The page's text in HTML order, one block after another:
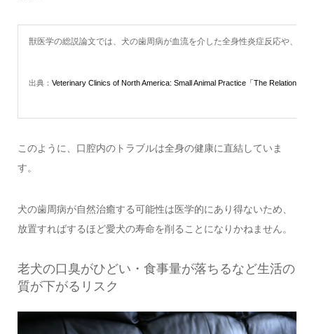
獣医学の総説論文では、犬の歯周病が血流を介した全身性炎症反応や、
出典： Veterinary Clinics of North America: Small Animal Practice「The
このように、口腔内のトラブルは全身の健康に直結していま
す。
犬の歯周病が自然治癒する可能性は医学的にあり得ないため、
放置すればするほど愛犬の寿命を削ることになりかねません。
老犬の口臭がひどい・食事量が落ちるなど生活の
質が下がるリスク